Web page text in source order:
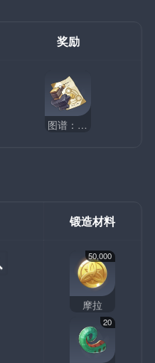
奖励
图谱：叁零式·便携营养袋
锻造材料
50,000
摩拉
20